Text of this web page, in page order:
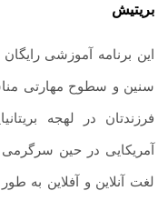
بریتیش
این برنامه آموزشی رایگان
سنین و سطوح مهارتی
فرزندتان در لهجه
آمریکایی در حین
لغت آنلاین و آفلاین به